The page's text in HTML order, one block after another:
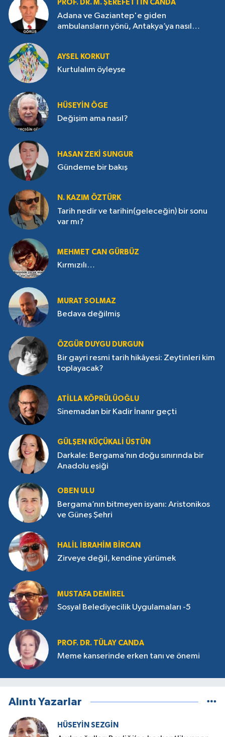
PROF. DR. M. ŞEREFETTIN CANDA
Adana ve Gaziantep'e giden
ambulansların yönü, Antakya’ya nasıl
AYSEL KORKUT
Kurtulalım öyleyse
HÜSEYIN ÖGE
Değişim ama nasıl?
HASAN ZEKI SUNGUR
Gündeme bir bakış
N. KAZIM ÖZTÜRK
Tarih nedir ve tarihin(geleceğin) bir sonu
var mı?
MEHMET CAN GÜRBÜZ
Kırmızılı…
MURAT SOLMAZ
Bedava değilmiş
ÖZGÜR DUYGU DURGUN
Bir gayri resmi tarih hikâyesi: Zeytinleri kim
toplayacak?
ATILLA KÖPRÜLÜOĞLU
Sinemadan bir Kadir İnanır geçti
GÜLŞEN KÜÇÜKALI ÜSTÜN
Darkale: Bergama’nın doğu sınırında bir
Anadolu eşiği
OBEN ULU
Bergama’nın bitmeyen isyanı: Aristonikos
ve Güneş Şehri
HALIL İBRAHIM BIRCAN
Zirveye değil, kendine yürümek
MUSTAFA DEMIREL
Sosyal Belediyecilik Uygulamaları -5
PROF. DR. TÜLAY CANDA
Meme kanserinde erken tanı ve önemi
Alıntı Yazarlar
HÜSEYIN SEZGIN